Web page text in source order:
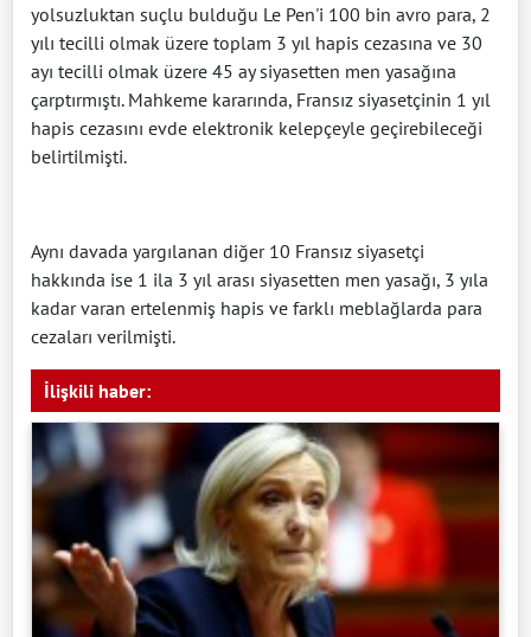
yolsuzluktan suçlu bulduğu Le Pen'i 100 bin avro para, 2
yılı tecilli olmak üzere toplam 3 yıl hapis cezasına ve 30
ayı tecilli olmak üzere 45 ay siyasetten men yasağına
çarptırmıştı. Mahkeme kararında, Fransız siyasetçinin 1 yıl
hapis cezasını evde elektronik kelepçeyle geçirebileceği
belirtilmişti.
Aynı davada yargılanan diğer 10 Fransız siyasetçi
hakkında ise 1 ila 3 yıl arası siyasetten men yasağı, 3 yıla
kadar varan ertelenmiş hapis ve farklı meblağlarda para
cezaları verilmişti.
İlişkili haber: